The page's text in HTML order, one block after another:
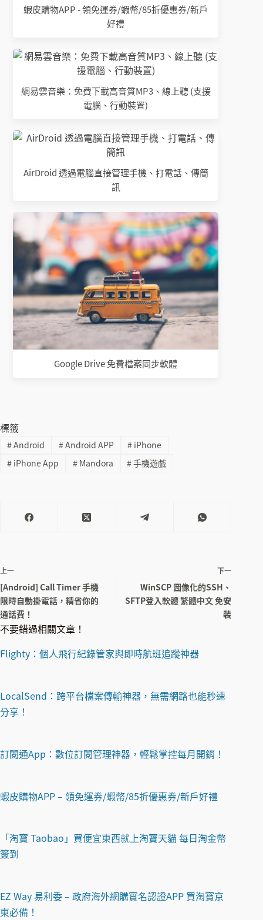
蝦皮購物APP - 領免運券/蝦幣/85折優惠券/新戶
好禮
網易雲音樂：免費下載高音質MP3、線上聽 (支援
電腦、行動裝置)
AirDroid 透過電腦直接管理手機、打電話、傳簡
訊
Google Drive 免費檔案同步軟體
標籤
#Android #Android APP # iPhone
#iPhone App #Mandora #手機遊戲
上一
[Android] Call Timer 手機
限時自動掛電話，精省你的
通話費！
下一
WinSCP 圖像化的SSH、
SFTP登入軟體 繁體中文 免安
裝
不要錯過相關文章！
Flighty：個人飛行紀錄管家與即時航班追蹤神器
LocalSend：跨平台檔案傳輸神器，無需網路也能秒速
分享！
訂閱通App：數位訂閱管理神器，輕鬆掌控每月開銷！
蝦皮購物APP – 領免運券/蝦幣/85折優惠券/新戶好禮
「淘寶 Taobao」買便宜東西就上淘寶天貓 每日淘金幣
簽到
EZ Way 易利委 – 政府海外網購實名認證APP 買淘寶京
東必備！